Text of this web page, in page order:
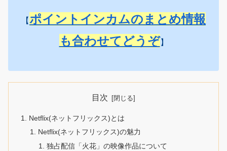
【ポイントインカムのまとめ情報
も合わせてどうぞ 】
目次
Netflix(ネットフリックス)とは
Netflix(ネットフリックス)の魅力
独占配信「火花」の映像作品について